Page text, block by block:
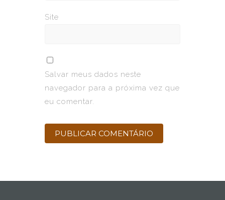
Site
Salvar meus dados neste
navegador para a próxima vez que
eu comentar.